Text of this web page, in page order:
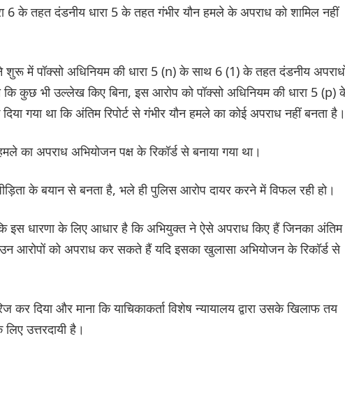
6 के तहत दंडनीय धारा 5 के तहत गंभीर यौन हमले के अपराध को शामिल नहीं
शुरू में पॉक्सो अधिनियम की धारा 5 (n) के साथ 6 (1) के तहत दंडनीय
कुछ भी उल्लेख किए बिना, इस आरोप को पॉक्सो अधिनियम की धारा 5 (p)
गया था कि अंतिम रिपोर्ट से गंभीर यौन हमले का कोई अपराध नहीं बनता है।
का अपराध अभियोजन पक्ष के रिकॉर्ड से बनाया गया था।
के बयान से बनता है, भले ही पुलिस आरोप दायर करने में विफल रही हो।
इस धारणा के लिए आधार है कि अभियुक्त ने ऐसे अपराध किए हैं जिनका अंतिम
उन आरोपों को अपराध कर सकते हैं यदि इसका खुलासा अभियोजन के रिकॉर्ड से
कर दिया और माना कि याचिकाकर्ता विशेष न्यायालय द्वारा उसके खिलाफ तय
उत्तरदायी है।